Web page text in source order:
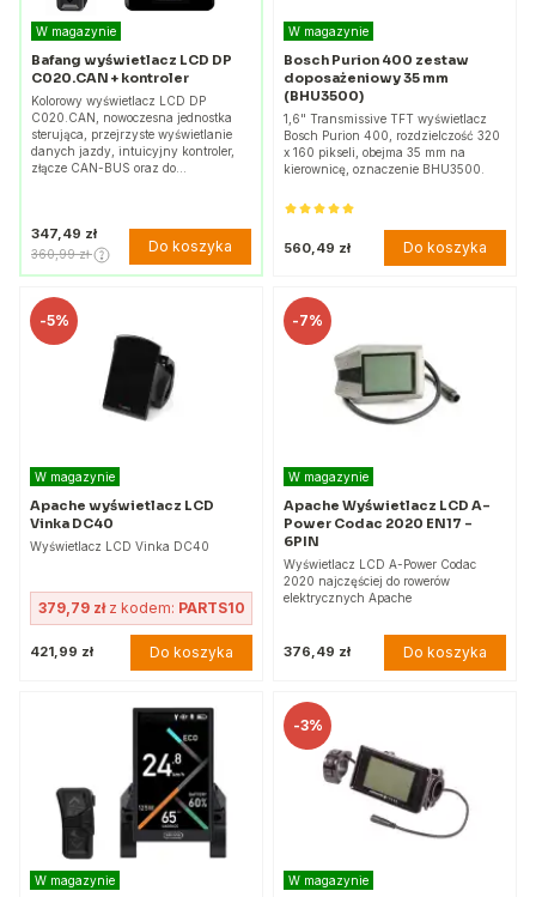
W magazynie
Bafang wyświetlacz LCD DP
C020.CAN + kontroler
Kolorowy wyświetlacz LCD DP
C020.CAN, nowoczesna jednostka
sterująca, przejrzyste wyświetlanie
danych jazdy, intuicyjny kontroler,
złącze CAN-BUS oraz do…
347,49 zł
360,99 zł Do koszyka
W magazynie
Bosch Purion 400 zestaw
doposażeniowy 35 mm
(BHU3500)
1,6" Transmissive TFT wyświetlacz
Bosch Purion 400, rozdzielczość 320
x 160 pikseli, obejma 35 mm na
kierownicę, oznaczenie BHU3500.
560,49 zł Do koszyka
-5%
W magazynie
Apache wyświetlacz LCD
Vinka DC40
Wyświetlacz LCD Vinka DC40
379,79 złz kodem: PARTS10
421,99 zł Do koszyka
-7%
W magazynie
Apache Wyświetlacz LCD A-
Power Codac 2020 EN17 -
6PIN
Wyświetlacz LCD A-Power Codac
2020 najczęściej do rowerów
elektrycznych Apache
376,49 zł Do koszyka
W magazynie
-3%
W magazynie